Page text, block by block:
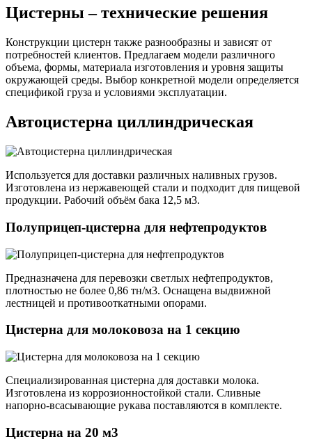
Цистерны – технические решения
Конструкции цистерн также разнообразны и зависят от
потребностей клиентов. Предлагаем модели различного
объема, формы, материала изготовления и уровня защиты
окружающей среды. Выбор конкретной модели определяется
спецификой груза и условиями эксплуатации.
Автоцистерна циллиндрическая
Используется для доставки различных наливных грузов.
Изготовлена из нержавеющей стали и подходит для пищевой
продукции. Рабочий объём бака 12,5 м3.
Полуприцеп-цистерна для нефтепродуктов
Предназначена для перевозки светлых нефтепродуктов,
плотностью не более 0,86 тн/м3. Оснащена выдвижной
лестницей и противооткатными опорами.
Цистерна для молоковоза на 1 секцию
Специализированная цистерна для доставки молока.
Изготовлена из коррозионностойкой стали. Сливные
напорно-всасывающие рукава поставляются в комплекте.
Цистерна на 20 м3